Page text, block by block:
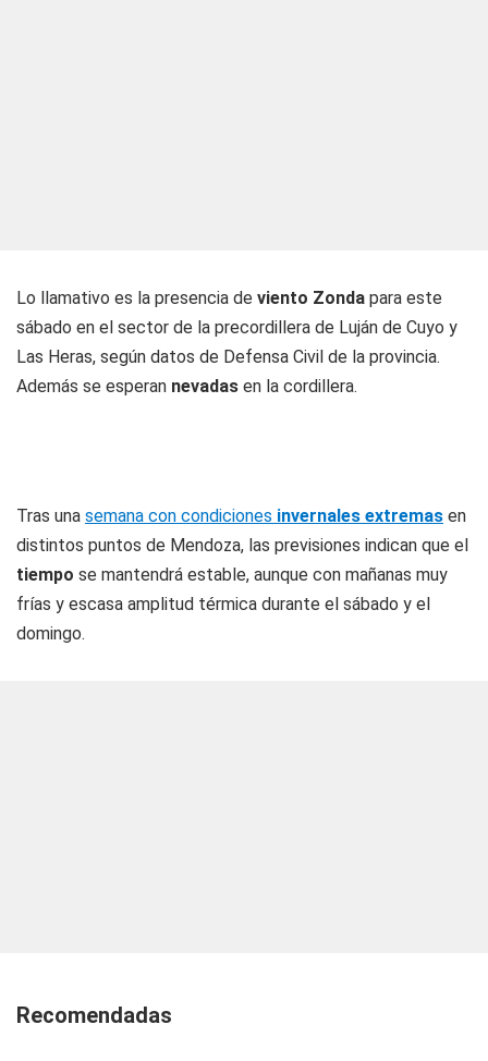
Lo llamativo es la presencia de viento Zonda para este
sábado en el sector de la precordillera de Luján de Cuyo y
Las Heras, según datos de Defensa Civil de la provincia.
Además se esperan nevadas en la cordillera.
Tras una semana con condiciones invernales extremas en
distintos puntos de Mendoza, las previsiones indican que el
tiempo se mantendrá estable, aunque con mañanas muy
frías y escasa amplitud térmica durante el sábado y el
domingo.
Recomendadas